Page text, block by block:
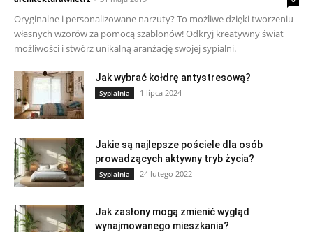
Oryginalne i personalizowane narzuty? To możliwe dzięki tworzeniu
własnych wzorów za pomocą szablonów! Odkryj kreatywny świat
możliwości i stwórz unikalną aranżację swojej sypialni.
Jak wybrać kołdrę antystresową?
Sypialnia 1 lipca 2024
Jakie są najlepsze pościele dla osób
prowadzących aktywny tryb życia?
Sypialnia 24 lutego 2022
Jak zasłony mogą zmienić wygląd
wynajmowanego mieszkania?